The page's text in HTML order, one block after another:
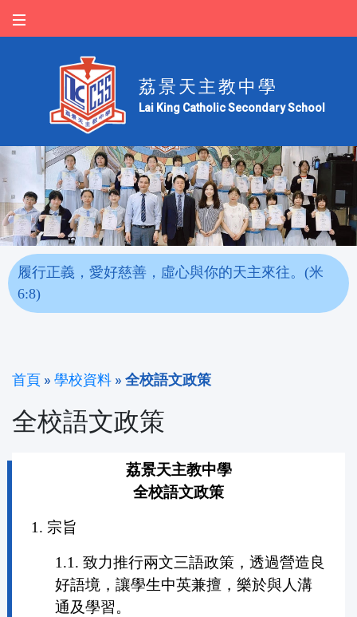
荔景天主教中學
Lai King Catholic Secondary School
履行正義，愛好慈善，虛心與你的天主來往。(米
6:8)
首頁 » 學校資料 » 全校語文政策
全校語文政策
荔景天主教中學
全校語文政策
1. 宗旨
1.1. 致力推行兩文三語政策，透過營造良
好語境，讓學生中英兼擅，樂於與人溝
通及學習。